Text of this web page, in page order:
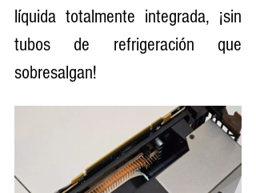
líquida totalmente integrada, ¡sin
tubos de refrigeración que
sobresalgan!